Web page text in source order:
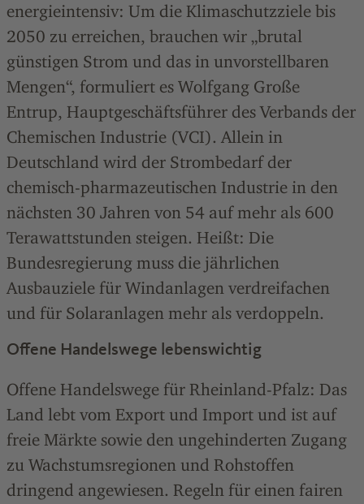
energieintensiv: Um die Klimaschutzziele bis
2050 zu erreichen, brauchen wir „brutal
günstigen Strom und das in unvorstellbaren
Mengen“, formuliert es Wolfgang Große
Entrup, Hauptgeschäftsführer des Verbands der
Chemischen Industrie (VCI). Allein in
Deutschland wird der Strombedarf der
chemisch-pharmazeutischen Industrie in den
nächsten 30 Jahren von 54 auf mehr als 600
Terawattstunden steigen. Heißt: Die
Bundesregierung muss die jährlichen
Ausbauziele für Windanlagen verdreifachen
und für Solaranlagen mehr als verdoppeln.
Offene Handelswege lebenswichtig
Offene Handelswege für Rheinland-Pfalz: Das
Land lebt vom Export und Import und ist auf
freie Märkte sowie den ungehinderten Zugang
zu Wachstumsregionen und Rohstoffen
dringend angewiesen. Regeln für einen fairen